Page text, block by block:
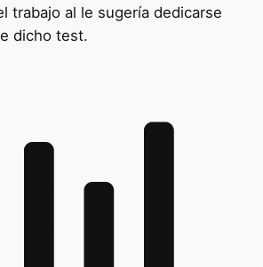
trabajo al le sugería dedicarse
dicho test.